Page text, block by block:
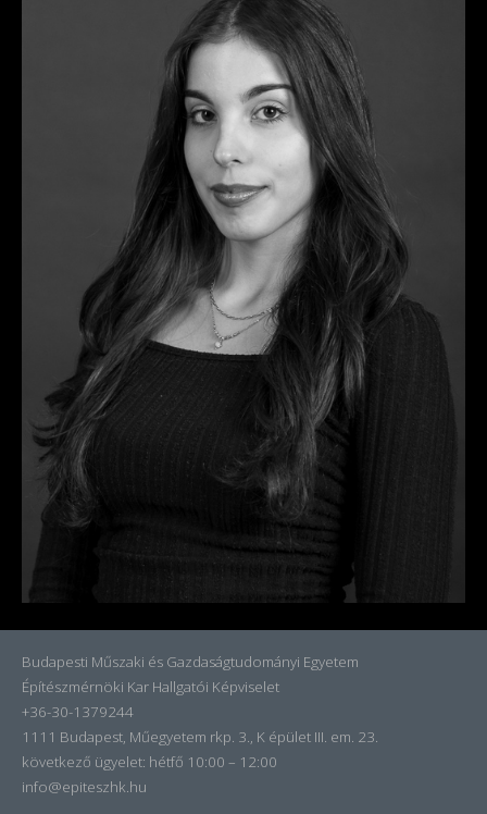
Budapesti Műszaki és Gazdaságtudományi Egyetem
Építészmérnöki Kar Hallgatói Képviselet
+36-30-1379244
1111 Budapest, Műegyetem rkp. 3., K épület III. em. 23.
következő ügyelet: hétfő 10:00 – 12:00
info@epiteszhk.hu